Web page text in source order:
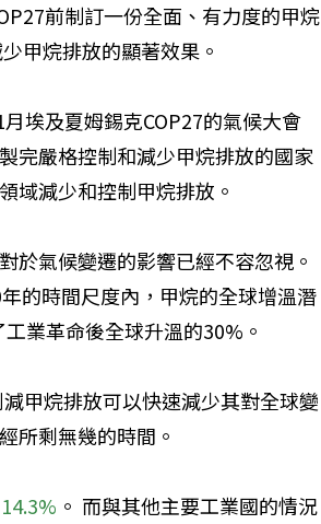
前制訂一份全面、有力度的甲烷
甲烷排放的顯著效果。
埃及夏姆錫克COP27的氣候大會
完嚴格控制和減少甲烷排放的國家
域減少和控制甲烷排放。
於氣候變遷的影響已經不容忽視。
年的時間尺度內，甲烷的全球增溫潛
工業革命後全球升溫的30%。
減甲烷排放可以快速減少其對全球變
所剩無幾的時間。
。 而與其他主要工業國的情況